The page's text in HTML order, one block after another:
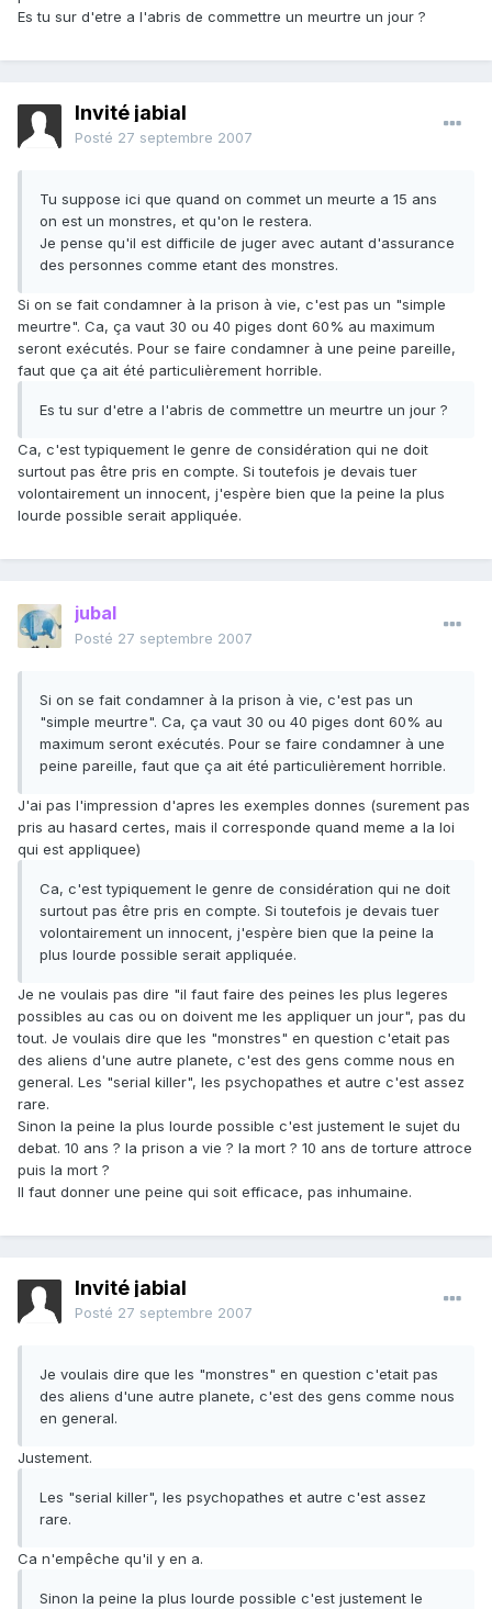
Es tu sur d'etre a l'abris de commettre un meurtre un jour ?
Invité jabial
Posté 27 septembre 2007
Tu suppose ici que quand on commet un meurte a 15 ans
on est un monstres, et qu'on le restera.
Je pense qu'il est difficile de juger avec autant d'assurance
des personnes comme etant des monstres.
Si on se fait condamner à la prison à vie, c'est pas un "simple
meurtre". Ca, ça vaut 30 ou 40 piges dont 60% au maximum
seront exécutés. Pour se faire condamner à une peine pareille,
faut que ça ait été particulièrement horrible.
Es tu sur d'etre a l'abris de commettre un meurtre un jour ?
Ca, c'est typiquement le genre de considération qui ne doit
surtout pas être pris en compte. Si toutefois je devais tuer
volontairement un innocent, j'espère bien que la peine la plus
lourde possible serait appliquée.
jubal
Posté 27 septembre 2007
Si on se fait condamner à la prison à vie, c'est pas un
"simple meurtre". Ca, ça vaut 30 ou 40 piges dont 60% au
maximum seront exécutés. Pour se faire condamner à une
peine pareille, faut que ça ait été particulièrement horrible.
J'ai pas l'impression d'apres les exemples donnes (surement pas
pris au hasard certes, mais il corresponde quand meme a la loi
qui est appliquee)
Ca, c'est typiquement le genre de considération qui ne doit
surtout pas être pris en compte. Si toutefois je devais tuer
volontairement un innocent, j'espère bien que la peine la
plus lourde possible serait appliquée.
Je ne voulais pas dire "il faut faire des peines les plus legeres
possibles au cas ou on doivent me les appliquer un jour", pas du
tout. Je voulais dire que les "monstres" en question c'etait pas
des aliens d'une autre planete, c'est des gens comme nous en
general. Les "serial killer", les psychopathes et autre c'est assez
rare.
Sinon la peine la plus lourde possible c'est justement le sujet du
debat. 10 ans ? la prison a vie ? la mort ? 10 ans de torture attroce
puis la mort ?
Il faut donner une peine qui soit efficace, pas inhumaine.
Invité jabial
Posté 27 septembre 2007
Je voulais dire que les "monstres" en question c'etait pas
des aliens d'une autre planete, c'est des gens comme nous
en general.
Justement.
Les "serial killer", les psychopathes et autre c'est assez
rare.
Ca n'empêche qu'il y en a.
Sinon la peine la plus lourde possible c'est justement le